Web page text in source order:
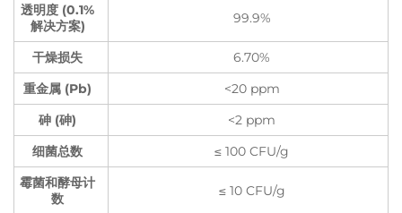
透明度 (0.1%
解决方案)
99.9%
干燥损失
6.70%
重金属 (Pb)
<20 ppm
砷 (砷)
<2 ppm
细菌总数
≤ 100 CFU/g
霉菌和酵母计
数
≤ 10 CFU/g